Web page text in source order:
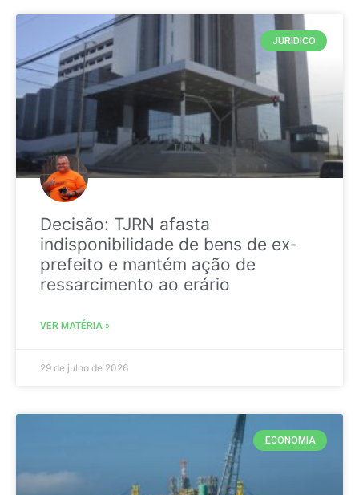
JURIDICO
Decisão: TJRN afasta
indisponibilidade de bens de ex-
prefeito e mantém ação de
ressarcimento ao erário
VER MATÉRIA »
29 de julho de 2026
ECONOMIA